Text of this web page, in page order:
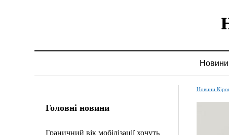
Новини
Головні новини
Граничний вік мобілізації хочуть
Новини